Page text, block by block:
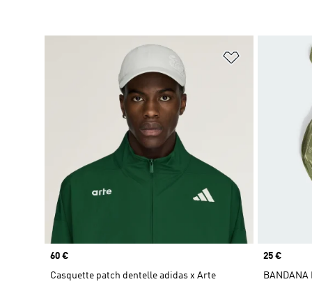
Ajouter à la
Prix
60 €
Casquette patch dentelle adidas x Arte
Prix
25 €
BANDANA